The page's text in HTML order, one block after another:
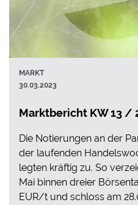
MARKT
30.03.2023
Marktbericht KW 13 /
Die Notierungen an der
der laufenden
legten kräftig zu. So
Mai binnen dreier
EUR/t und schloss am